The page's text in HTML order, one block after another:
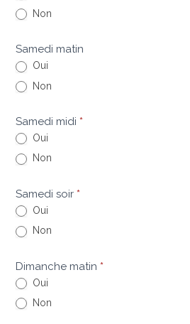
Non
Samedi matin
Oui
Non
Samedi midi*
Oui
Non
Samedi soir*
Oui
Non
Dimanche matin*
Oui
Non